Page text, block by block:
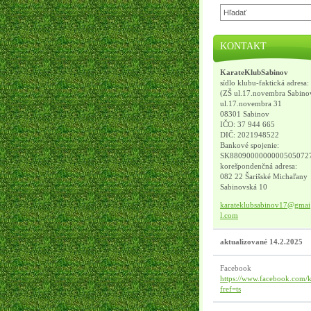
KONTAKT
KarateKlubSabinov
sídlo klubu-faktická adresa:
(ZŠ ul.17.novembra
ul.17.novembra 31
08301 Sabinov
IČO: 37 944 665
DIČ: 2021948522
Bankové spojenie:
korešpondenčná adresa:
082 22 Šarišské Michaľany
Sabinovská 10
karateklubsabinov17@gmai
l.com
aktualizované 14.2.2025
Facebook
https://www.facebook.com/
fref=ts